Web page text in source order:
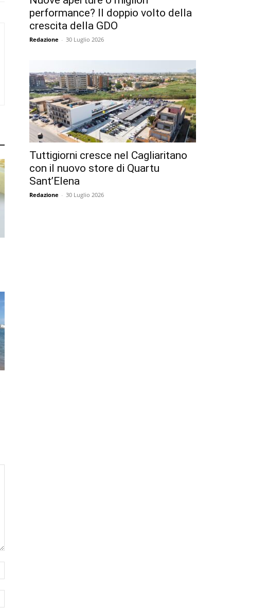
performance? Il doppio volto della
crescita della GDO
Redazione - 30 Luglio 2026
Tuttigiorni cresce nel Cagliaritano
con il nuovo store di Quartu
Sant’Elena
Redazione - 30 Luglio 2026